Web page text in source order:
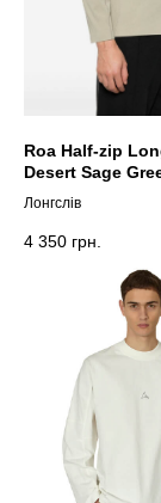
Roa Half-zip
Desert Sage
Лонгслів
4 350 грн.